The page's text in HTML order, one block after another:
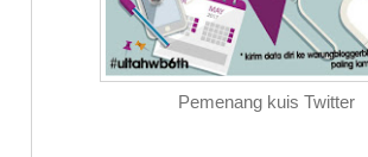
Pemenang kuis Twitter